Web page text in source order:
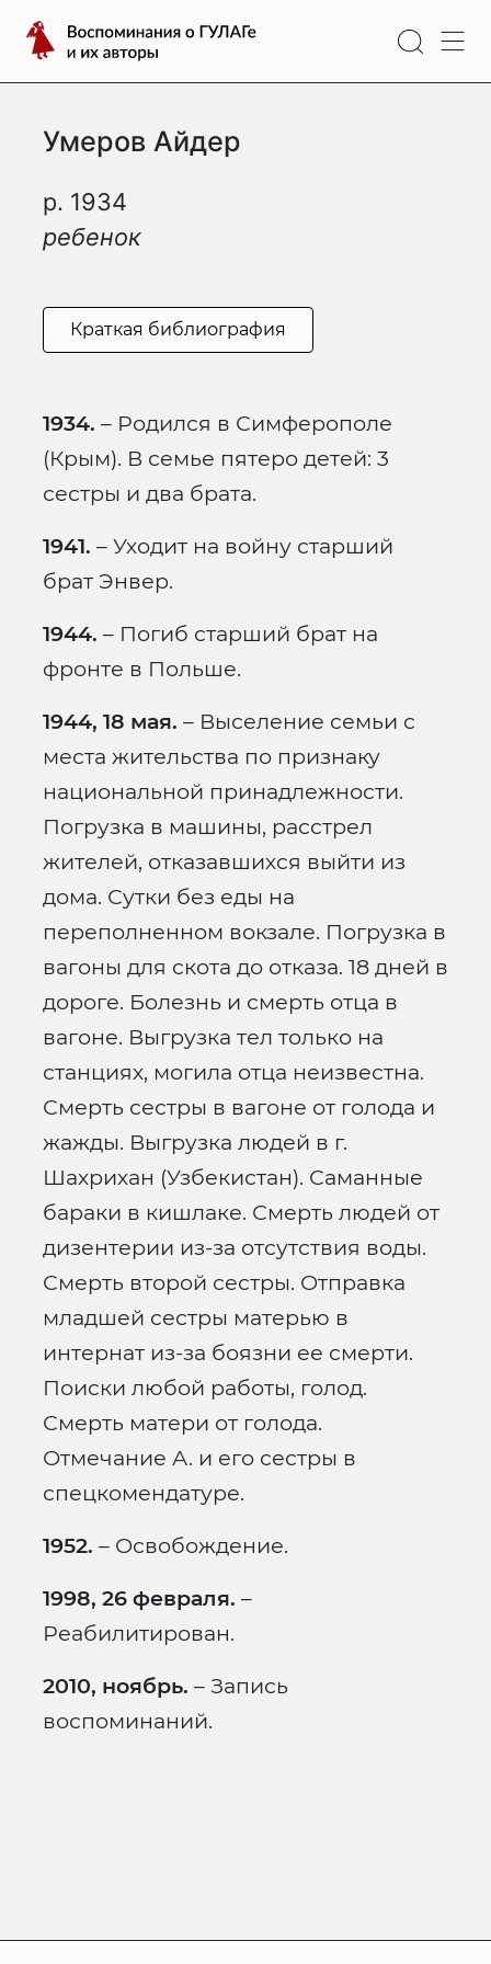
содержимому
Воспоминания
о
ГУЛАГе
ихУмеров Айдер
р. 1934
ребенок
Краткая библиография
1934. – Родился в Симферополе
(Крым). В семье пятеро детей: 3
сестры и два брата.
1941. – Уходит на войну старший
брат Энвер.
1944. – Погиб старший брат на
фронте в Польше.
1944, 18 мая. – Выселение семьи с
места жительства по признаку
национальной принадлежности.
Погрузка в машины, расстрел
жителей, отказавшихся выйти из
дома. Сутки без еды на
переполненном вокзале. Погрузка в
вагоны для скота до отказа. 18 дней в
дороге. Болезнь и смерть отца в
вагоне. Выгрузка тел только на
станциях, могила отца неизвестна.
Смерть сестры в вагоне от голода и
жажды. Выгрузка людей в г.
Шахрихан (Узбекистан). Саманные
бараки в кишлаке. Смерть людей от
дизентерии из-за отсутствия воды.
Смерть второй сестры. Отправка
младшей сестры матерью в
интернат из-за боязни ее смерти.
Поиски любой работы, голод.
Смерть матери от голода.
Отмечание А. и его сестры в
спецкомендатуре.
1952. – Освобождение.
1998, 26 февраля. –
Реабилитирован.
2010, ноябрь. – Запись
воспоминаний.